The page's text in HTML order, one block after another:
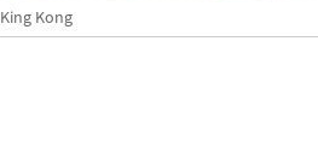
King Kong